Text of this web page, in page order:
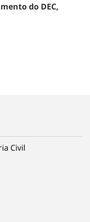
do DEC,
Civil